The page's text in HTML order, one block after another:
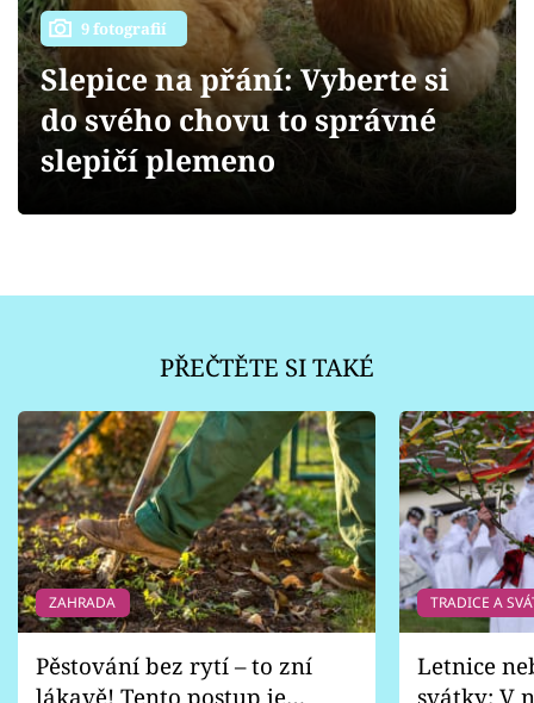
Přihlášení
Sledujte nás
9 fotografií
Slepice na přání: Vyberte si
do svého chovu to správné
slepičí plemeno
PŘEČTĚTE SI TAKÉ
ZAHRADA
Pěstování bez rytí – to zní
lákavě! Tento postup je
TRADICE A
Letnice
svátky: V